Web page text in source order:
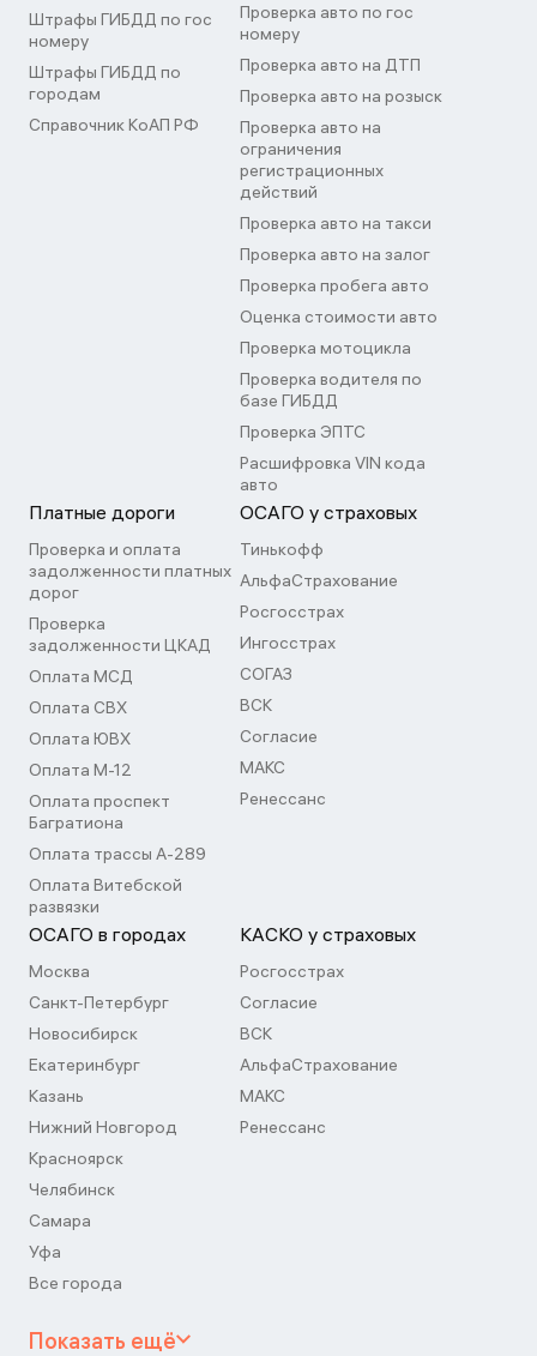
Штрафы ГИБДД по гос
номеру
Штрафы ГИБДД по
городам
Справочник КоАП РФ
Проверка авто по гос
номеру
Проверка авто на ДТП
Проверка авто на розыск
Проверка авто на
ограничения
регистрационных
действий
Проверка авто на такси
Проверка авто на залог
Проверка пробега авто
Оценка стоимости авто
Проверка мотоцикла
Проверка водителя по
базе ГИБДД
Проверка ЭПТС
Расшифровка VIN кода
авто
Платные дороги
Проверка и оплата
задолженности платных
дорог
Проверка
задолженности ЦКАД
Оплата МСД
Оплата СВХ
Оплата ЮВХ
Оплата М-12
Оплата проспект
Багратиона
Оплата трассы А-289
Оплата Витебской
развязки
ОСАГО у страховых
Тинькофф
АльфаСтрахование
Росгосстрах
Ингосстрах
СОГАЗ
ВСК
Согласие
МАКС
Ренессанс
ОСАГО в городах
Москва
Санкт-Петербург
Новосибирск
Екатеринбург
Казань
Нижний Новгород
Красноярск
Челябинск
Самара
Уфа
Все города
КАСКО у страховых
Росгосстрах
Согласие
ВСК
АльфаСтрахование
МАКС
Ренессанс
Показать ещё